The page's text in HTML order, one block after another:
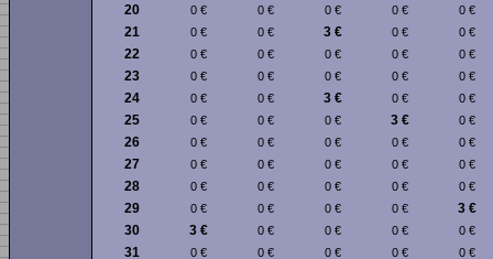
20 0 € 0 € 0 € 0 € 0 €
21 0 € 0 € 3 € 0 € 0 €
22 0 € 0 € 0 € 0 € 0 €
23 0 € 0 € 0 € 0 € 0 €
24 0 € 0 € 3 € 0 € 0 €
25 0 € 0 € 0 € 3 € 0 €
26 0 € 0 € 0 € 0 € 0 €
27 0 € 0 € 0 € 0 € 0 €
28 0 € 0 € 0 € 0 € 0 €
29 0 € 0 € 0 € 0 €
3 €
30
3 € 0 € 0 € 0 € 0 €
31 0 € 0 € 0 € 0 € 0 €